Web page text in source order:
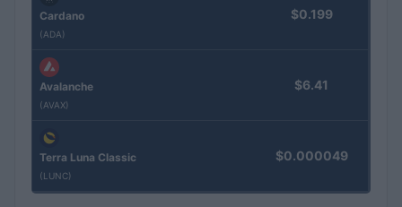
Cardano
(ADA)
$0.199
Avalanche
(AVAX)
$6.41
Terra Luna Classic
(LUNC)
$0.000049